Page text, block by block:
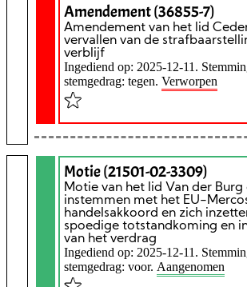
Amendement (36855-7)
Amendement van het lid
vervallen van de
verblijf
Ingediend op: 2025-12-11.
stemgedrag: tegen. Verworpen
Motie (21501-02-3309)
Motie van het lid Van der Burg
instemmen met het EU-
handelsakkoord en zich
spoedige totstandkoming en
van het verdrag
Ingediend op: 2025-12-11.
stemgedrag: voor. Aangenomen